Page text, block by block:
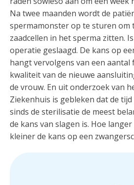
Na twee maanden wordt de
spermamonster op te sturen om
zaadcellen in het sperma zitten.
operatie geslaagd. De kans op
hangt vervolgens van een aantal
kwaliteit van de nieuwe
de vrouw. En uit onderzoek van
Ziekenhuis is gebleken dat de
sinds de sterilisatie de meest
de kans van slagen is. Hoe
kleiner de kans op een